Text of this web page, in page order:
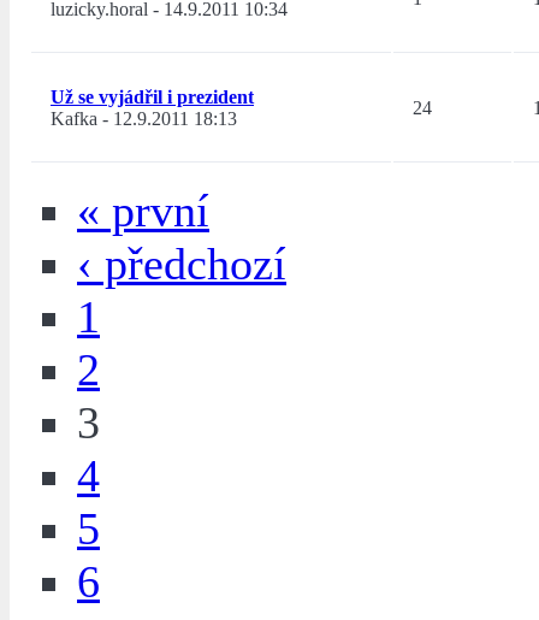
luzicky.horal - 14.9.2011 10:34
Už se vyjádřil i prezident
Kafka - 12.9.2011 18:13
24
« první
‹ předchozí
1
2
3
4
5
6